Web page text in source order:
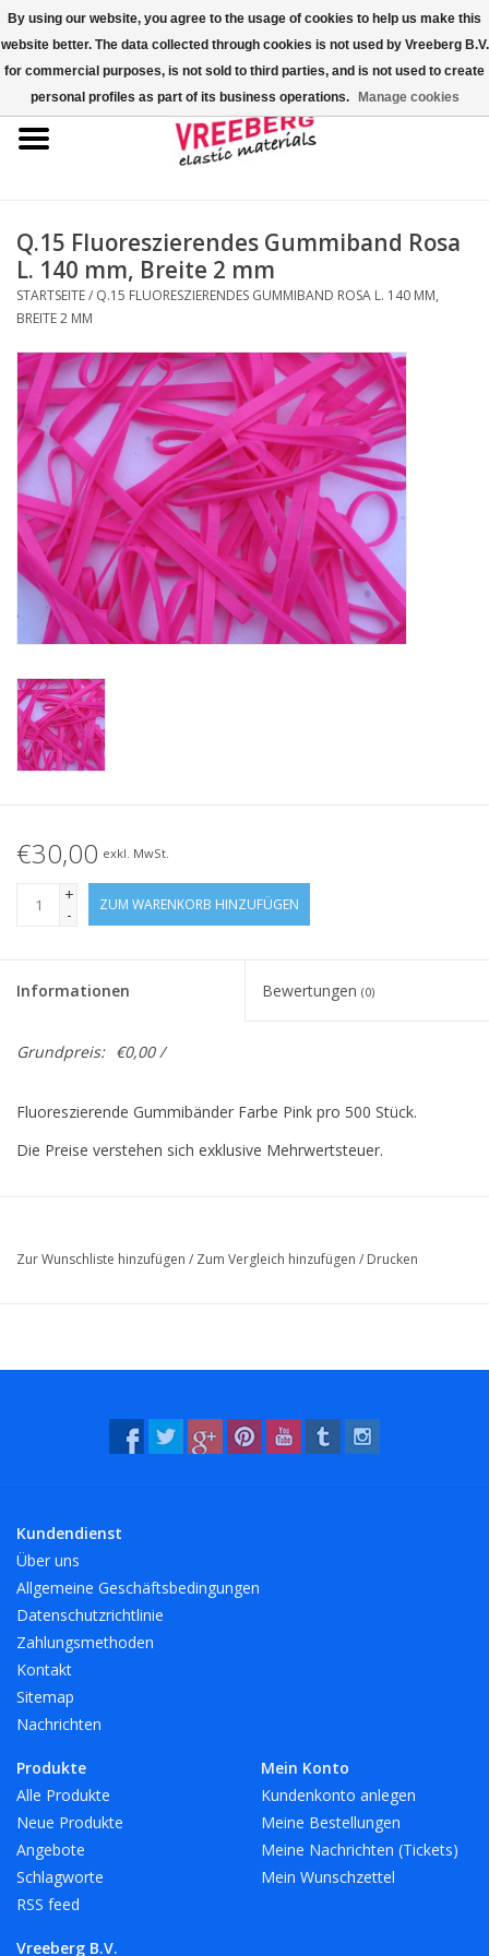
0 Artikel - €0,00
Startseite
Bunte Gummibänder
Gummispannseile
Palettenspanner
Kreuzgummibänder/X-Bands
Fastfix-Spannbänder
Geknotete Elastikschlaufe
Schwarze Gummibänder –
Sonderangebot!
Weiße Gummibänder –
Sonderangebot!
Q.15 Fluoreszierendes Gummiband Rosa
L. 140 mm, Breite 2 mm
STARTSEITE/ Q.15 FLUORESZIERENDES GUMMIBAND ROSA L. 140 MM,
BREITE 2 MM
€30,00 exkl. MwSt.
+
-
ZUM WARENKORB HINZUFÜGEN
Informationen Bewertungen (0)
Grundpreis: €0,00 /
Fluoreszierende Gummibänder Farbe Pink pro 500 Stück.
Die Preise verstehen sich exklusive Mehrwertsteuer.
Zur Wunschliste hinzufügen / Zum Vergleich hinzufügen / Drucken
Kundendienst
Über uns
Allgemeine Geschäftsbedingungen
Datenschutzrichtlinie
Zahlungsmethoden
Kontakt
Sitemap
Nachrichten
Produkte
Alle Produkte
Neue Produkte
Angebote
Schlagworte
RSS feed
Mein Konto
Kundenkonto anlegen
Meine Bestellungen
Meine Nachrichten (Tickets)
Mein Wunschzettel
Vreeberg B.V.
By using our website, you agree to the usage of cookies to help us make this
website better. The data collected through cookies is not used by Vreeberg B.V.
for commercial purposes, is not sold to third parties, and is not used to create
personal profiles as part of its business operations.
Manage cookies